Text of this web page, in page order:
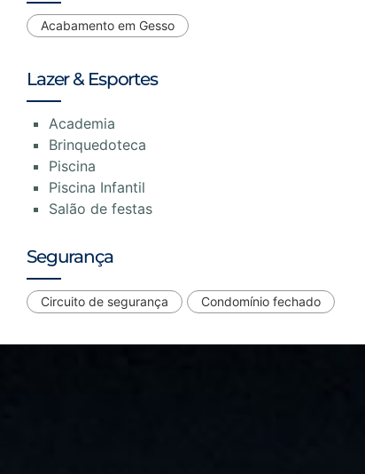
Acabamento em Gesso
Lazer & Esportes
Academia
Brinquedoteca
Piscina
Piscina Infantil
Salão de festas
Segurança
Circuito de segurança Condomínio fechado